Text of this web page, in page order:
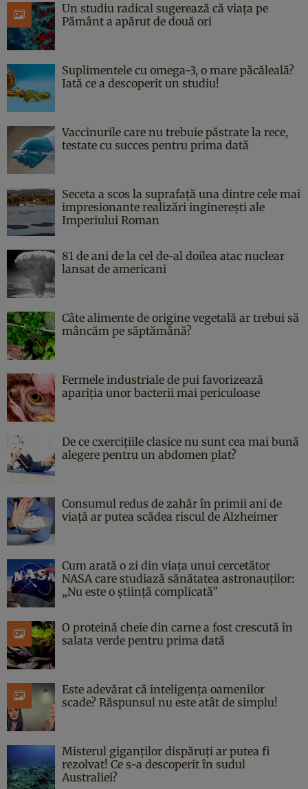
Un studiu radical sugerează că viața pe
Pământ a apărut de două ori
Suplimentele cu omega-3, o mare păcăleală?
Iată ce a descoperit un studiu!
Vaccinurile care nu trebuie păstrate la rece,
testate cu succes pentru prima dată
Seceta a scos la suprafață una dintre cele mai
impresionante realizări inginerești ale
Imperiului Roman
81 de ani de la cel de-al doilea atac nuclear
lansat de americani
Câte alimente de origine vegetală ar trebui să
mâncăm pe săptămână?
Fermele industriale de pui favorizează
apariția unor bacterii mai periculoase
De ce cxercițiile clasice nu sunt cea mai bună
alegere pentru un abdomen plat?
Consumul redus de zahăr în primii ani de
viață ar putea scădea riscul de Alzheimer
Cum arată o zi din viața unui cercetător
NASA care studiază sănătatea astronauților:
„Nu este o știință complicată”
O proteină cheie din carne a fost crescută în
salata verde pentru prima dată
Este adevărat că inteligența oamenilor
scade? Răspunsul nu este atât de simplu!
Misterul giganților dispăruți ar putea fi
rezolvat! Ce s-a descoperit în sudul
Australiei?